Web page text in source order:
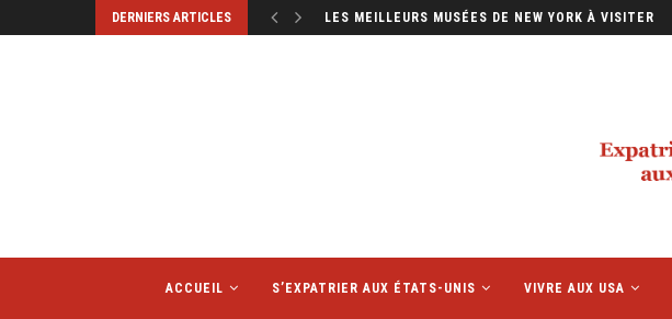
DERNIERS ARTICLES LES MEILLEURS MUSÉES DE NEW YORK À VISITER
ACCUEIL S’EXPATRIER AUX ÉTATS-UNIS VIVRE AUX USA